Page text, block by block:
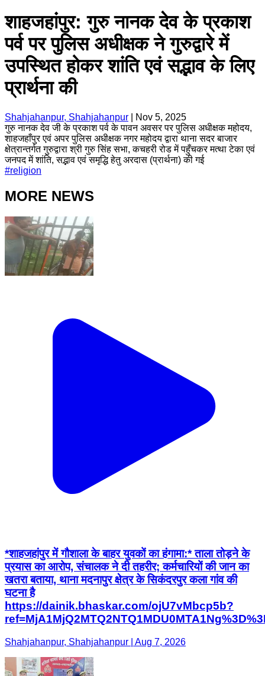
शाहजहांपुर: गुरु नानक देव के प्रकाश
पर्व पर पुलिस अधीक्षक ने गुरुद्वारे में
उपस्थित होकर शांति एवं सद्भाव के लिए
प्रार्थना की
Shahjahanpur, Shahjahanpur
Nov 5, 2025
गुरु नानक देव जी के प्रकाश पर्व के पावन अवसर पर पुलिस अधीक्षक महोदय,
शाहजहाँपुर एवं अपर पुलिस अधीक्षक नगर महोदय द्वारा थाना सदर बाजार
क्षेत्रान्तर्गत गुरुद्वारा श्री गुरु सिंह सभा, कचहरी रोड में पहुँचकर मत्था टेका एवं
जनपद में शांति, सद्भाव एवं समृद्धि हेतु अरदास (प्रार्थना) की गई
#religion
MORE NEWS
*शाहजहांपुर में गौशाला के बाहर युवकों का हंगामा:* ताला तोड़ने के
प्रयास का आरोप, संचालक ने दी तहरीर; कर्मचारियों की जान का
खतरा बताया, थाना मदनापुर क्षेत्र के सिकंदरपुर कला गांव की
घटना है
https://dainik.bhaskar.com/ojU7vMbcp5b?
Shahjahanpur, Shahjahanpur | Aug 7, 2026